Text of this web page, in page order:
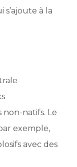
à la
natifs. Le
exemple,
avec des